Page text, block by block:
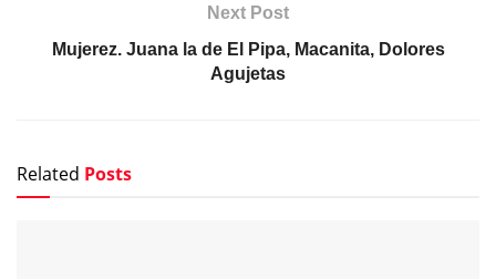
Next Post
Mujerez. Juana la de El Pipa, Macanita, Dolores
Agujetas
Related Posts